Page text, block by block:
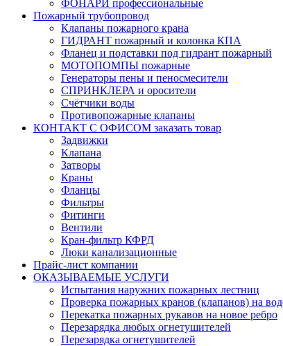
ФОНАРИ профессиональные
Пожарный трубопровод
Клапаны пожарного крана
ГИДРАНТ пожарный и колонка КПА
Фланец и подставки под гидрант пожарный
МОТОПОМПЫ пожарные
Генераторы пены и пеносмесители
СПРИНКЛЕРА и оросители
Счётчики воды
Противопожарные клапаны
КОНТАКТ С ОФИСОМ заказать товар
Задвижки
Клапана
Затворы
Краны
Фланцы
Фильтры
Фитинги
Вентили
Кран-фильтр КФРД
Люки канализационные
Прайс-лист компании
ОКАЗЫВАЕМЫЕ УСЛУГИ
Испытания наружних пожарных лестниц
Проверка пожарных кранов (клапанов) на
Перекатка пожарных рукавов на новое ребро
Перезарядка любых огнетушителей
Перезарядка огнетушителей